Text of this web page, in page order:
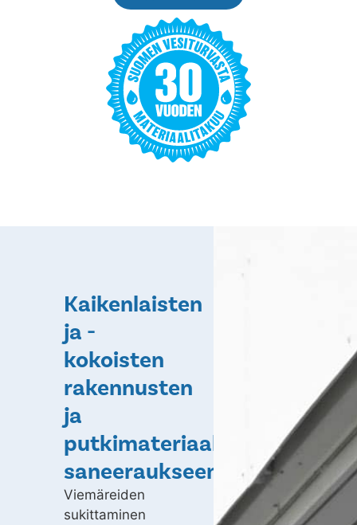
Kaikenlaisten
ja -
kokoisten
rakennusten
ja
putkimateriaalien
saneeraukseen
Viemäreiden
sukittaminen